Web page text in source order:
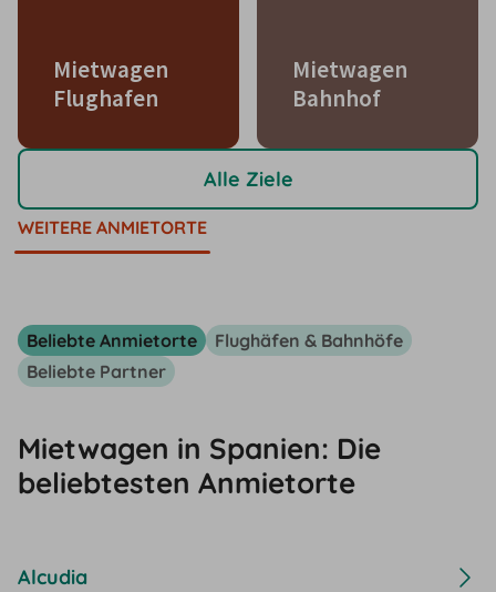
Mietwagen
Flughafen
Mietwagen
Bahnhof
Alle Ziele
WEITERE ANMIETORTE
Beliebte Anmietorte
Flughäfen & Bahnhöfe
Beliebte Partner
Mietwagen in Spanien: Die
beliebtesten Anmietorte
Alcudia